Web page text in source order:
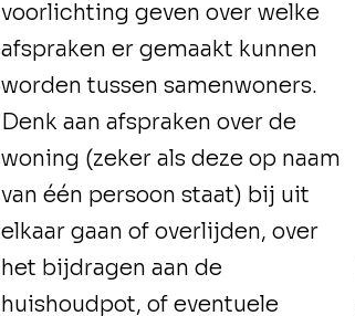
voorlichting geven over welke
afspraken er gemaakt kunnen
worden tussen samenwoners.
Denk aan afspraken over de
woning (zeker als deze op naam
van één persoon staat) bij uit
elkaar gaan of overlijden, over
het bijdragen aan de
huishoudpot, of eventuele